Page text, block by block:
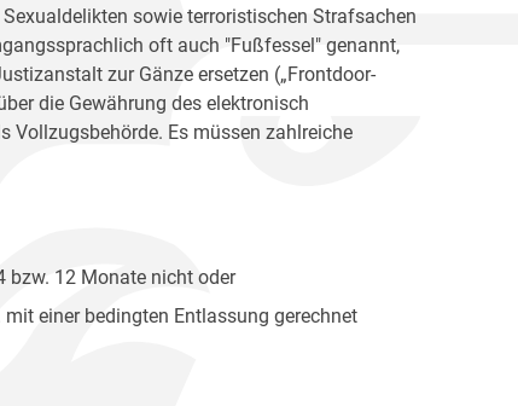
sowie terroristischen Strafsachen
oft auch "Fußfessel" genannt,
zur Gänze ersetzen („Frontdoor-
die Gewährung des elektronisch
Es müssen zahlreiche
bzw. 12 Monate nicht oder
einer bedingten Entlassung gerechnet